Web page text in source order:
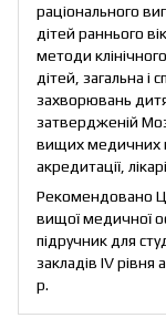
раціонального
дітей раннього
методи
дітей, загальна і
захворювань
затвердженій
вищих медичних
акредитації,
Рекомендовано
вищої медичної
підручник для
закладів IV
р.